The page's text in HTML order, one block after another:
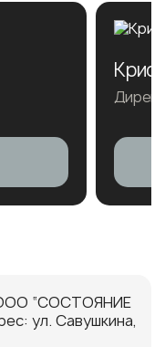
ООО “СОСТОЯНИЕ
ул. Савушкина,